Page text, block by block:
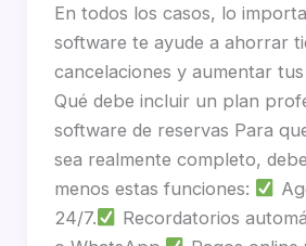
En todos los casos, lo
software te ayude a ahorrar
cancelaciones y aumentar
Qué debe incluir un plan
software de reservas Para
sea realmente completo,
menos estas funciones:
24/7.
Recordatorios